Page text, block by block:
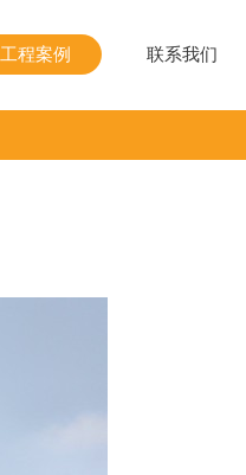
工程案例 联系我们